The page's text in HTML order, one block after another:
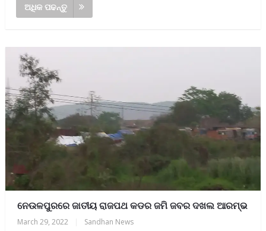
ଅଧିକ ପଢନ୍ତୁ
ନେଉଳପୁରରେ ଜାତୀୟ ରାଜପଥ କଡର ଜମି ଜବର ଦଖଲ ଆରମ୍ଭ
March 29, 2022 Sandhan News